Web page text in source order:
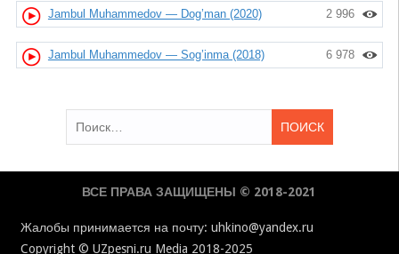
2 996
Jambul Muhammedov — Dog’man (2020)
6 978
Jambul Muhammedov — Sog’inma (2018)
ВСЕ ПРАВА ЗАЩИЩЕНЫ © 2018-2021
Жалобы принимается на почту: uhkino@yandex.ru
Copyright © UZpesni.ru Media 2018-2025